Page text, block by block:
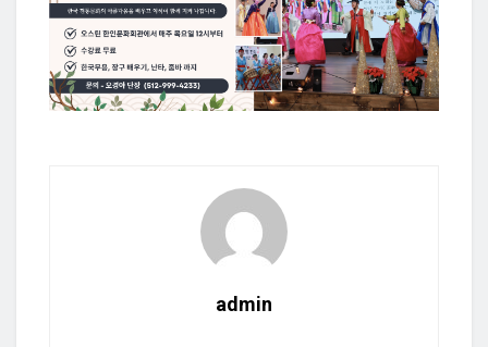
admin